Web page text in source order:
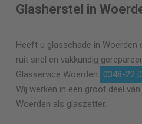
Glasherstel in
Heeft u glasschade in
ruit snel en vakkundig
Glasservice Woerden
0348-22
Wij werken in een groot deel
Woerden als glaszetter.